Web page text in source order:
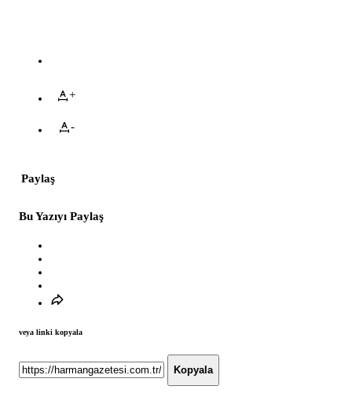
+
-
Paylaş
Bu Yazıyı Paylaş
veya linki kopyala
Kopyala